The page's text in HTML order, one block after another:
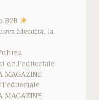
B2B
identità, la
dell’editoriale
MAGAZINE
MAGAZINE